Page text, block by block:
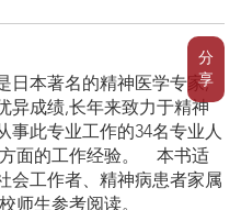
分
享
日本著名的精神医学专家,
异成绩,长年来致力于精神
事此专业工作的34名专业人
面的工作经验。 本书适
会工作者、精神病患者家属
师生参考阅读。